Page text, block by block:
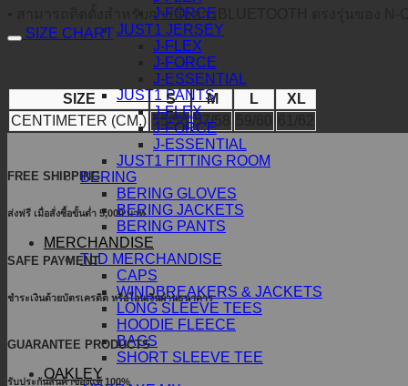
J-FORCE
JUST1 JERSEY
J-FLEX
J-FORCE
J-ESSENTIAL
JUST1 PANTS
J-FLEX
J-FORCE
J-ESSENTIAL
JUST1 FITTING ROOM
BERING
BERING GLOVES
BERING JACKETS
BERING PANTS
MERCHANDISE
TLD MERCHANDISE
CAPS
WINDBREAKERS & JACKETS
LONG SLEEVE TEES
HOODIE FLEECE
BAGS
SHORT SLEEVE TEE
OAKLEY
• สามารถติดตั้งสำหรับการสื่อสารBLUETOOTH ตรงรุ่นของ N-
SIZE CHART
SIZE S M L
XL
CENTIMETER (CM.) 55/56 57/58
FREE SHIPPING
ส่งฟรี เมื่อสั่งซื้อขั้นต่ำ 5,000 บาท
SAFE PAYMENT
ชำระเงินด้วยบัตรเครดิต หรือโอนเงินผ่านธนาคาร
GUARANTEE PRODUCTS
รับประกันสินค้าของแท้ 100%